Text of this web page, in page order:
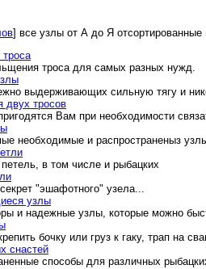
] все узлы от А до Я
троса для самых разных нужд.
выдерживающих сильную тягу и
двух тросов
Вам при необходимости
необходимые и распространеныз
в том числе и рыбацких
"эшафотного" узела...
узлы
и надежные узлы, которые можно
бочку или груз к гаку, трап на
снастей
способы для различных